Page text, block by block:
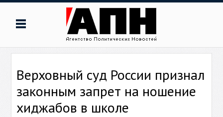
Верховный суд России признал
законным запрет на ношение
хиджабов в школе